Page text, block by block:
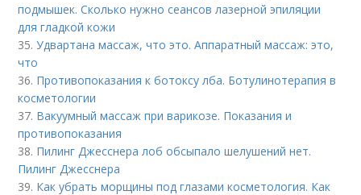
подмышек. Сколько нужно сеансов лазерной эпиляции
для гладкой кожи
35.Удвартана массаж, что это. Аппаратный массаж: это,
что
36. Противопоказания к ботоксу лба. Ботулинотерапия в
косметологии
37. Вакуумный массаж при варикозе. Показания и
противопоказания
38. Пилинг Джесснера лоб обсыпало шелушений нет.
Пилинг Джесснера
39. Как убрать морщины под глазами косметология. Как